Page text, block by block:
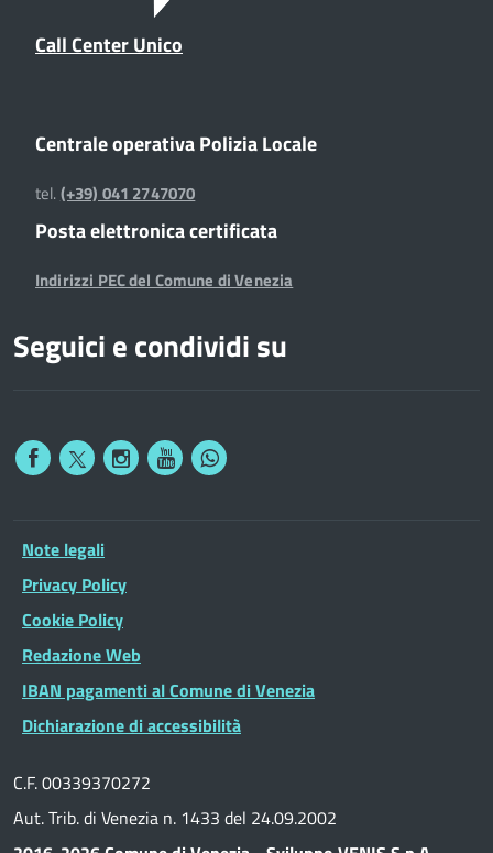
Call Center Unico
Centrale operativa Polizia Locale
tel.(+39) 041 2747070
Posta elettronica certificata
Indirizzi PEC del Comune di Venezia
Seguici e condividi su
Note legali
Privacy Policy
Cookie Policy
Redazione Web
IBAN pagamenti al Comune di Venezia
Dichiarazione di accessibilità
C.F. 00339370272
Aut. Trib. di Venezia n. 1433 del 24.09.2002